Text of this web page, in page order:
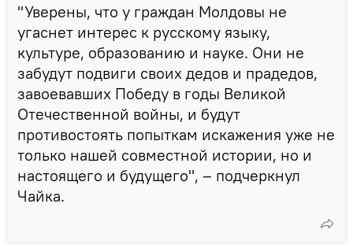
"Уверены, что у граждан Молдовы не
угаснет интерес к русскому языку,
культуре, образованию и науке. Они не
забудут подвиги своих дедов и прадедов,
завоевавших Победу в годы Великой
Отечественной войны, и будут
противостоять попыткам искажения уже не
только нашей совместной истории, но и
настоящего и будущего", – подчеркнул
Чайка.